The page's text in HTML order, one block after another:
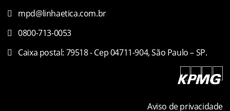
mpd@linhaetica.com.br
0800-713-0053
Caixa postal: 79518 - Cep 04711-904, São Paulo – SP.
Aviso de privacidade